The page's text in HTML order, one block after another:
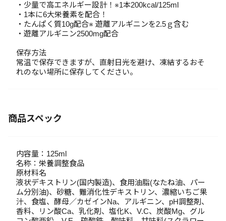
・少量で高エネルギー設計！※1本200kcal/125ml
・1本に6大栄養素を配合！
・たんぱく質10g配合※ 遊離アルギニンを2.5ｇ含む
・遊離アルギニン2500mg配合
保存方法
常温で保存できますが、直射日光を避け、凍結するおそ
れのない場所に保存してください。
商品スペック
内容量：125ml
名称：栄養調整食品
原材料名
液状デキストリン(国内製造)、食用油脂(なたね油、パー
ム分別油)、砂糖、難消化性デキストリン、濃縮いちご果
汁、食塩、酵母／カゼインNa、アルギニン、pH調整剤、
香料、リン酸Ca、乳化剤、塩化K、V.C、炭酸Mg、グル